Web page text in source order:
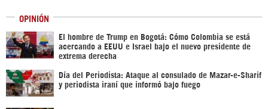
OPINIÓN
El hombre de Trump en Bogotá: Cómo Colombia se está
acercando a EEUU e Israel bajo el nuevo presidente de
extrema derecha
Día del Periodista: Ataque al consulado de Mazar-e-Sharif
y periodista iraní que informó bajo fuego